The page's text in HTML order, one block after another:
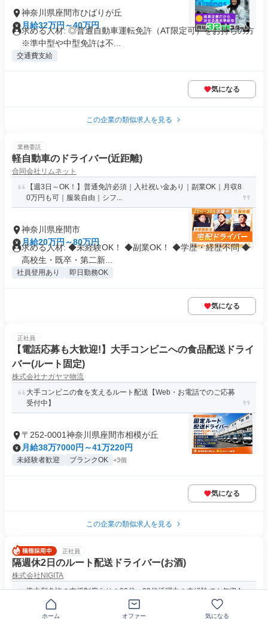
神奈川県座間市ひばりが丘
月給32万円～40万円
求める人材: ◎普通自動車運転免許（AT限定可）をお持ちの方
※準中型や中型免許は不...
交通費支給
気になる
この企業の類似求人を見る
業務委託
軽自動車のドライバー(近距離)
合同会社リムネット
【週3日～OK！】普通免許必須｜入社祝い金あり｜副業OK｜月収8
0万円も可｜服装自由｜シフ...
神奈川県座間市
月給20万円～80万円
求める人材: ◆未経験OK！ ◆副業OK！ ◆学歴・経歴不問 ◆
高校生・既卒・第二新...
社員登用あり 即日勤務OK
気になる
正社員
【電話応募も大歓迎!】大手コンビニへの食品配送ドライ
バー(ルート固定)
株式会社ナガヤマ物流
大手コンビニの食を支えるルート配送【Web・お電話でのご応募
受付中】
〒252-0001神奈川県座間市相模が丘
月給38万7000円～41万220円
未経験者歓迎 ブランクOK +3個
気になる
この企業の類似求人を見る
正社員
隔週休2日のルート配送ドライバー(お酒)
株式会社NIGITA
準中型免許の支援制度あり！20代〜30代活躍中！未経験でも年収4
50万円も可能！／賞与年2...
ホーム オファー 気になる